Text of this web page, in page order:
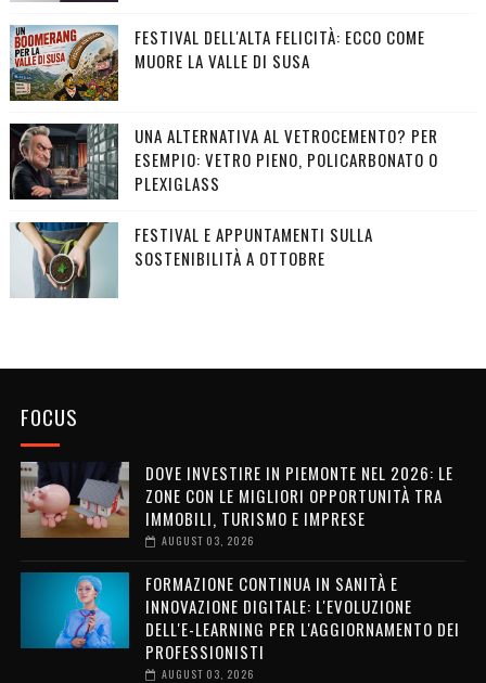
FESTIVAL DELL'ALTA FELICITÀ: ECCO COME
MUORE LA VALLE DI SUSA
UNA ALTERNATIVA AL VETROCEMENTO? PER
ESEMPIO: VETRO PIENO, POLICARBONATO O
PLEXIGLASS
FESTIVAL E APPUNTAMENTI SULLA
SOSTENIBILITÀ A OTTOBRE
FOCUS
DOVE INVESTIRE IN PIEMONTE NEL 2026: LE
ZONE CON LE MIGLIORI OPPORTUNITÀ TRA
IMMOBILI, TURISMO E IMPRESE
AUGUST 03, 2026
FORMAZIONE CONTINUA IN SANITÀ E
INNOVAZIONE DIGITALE: L'EVOLUZIONE
DELL'E-LEARNING PER L'AGGIORNAMENTO DEI
PROFESSIONISTI
AUGUST 03, 2026